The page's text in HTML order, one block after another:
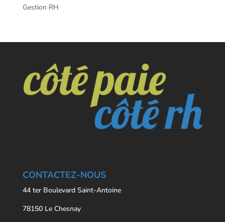
Gestion RH
CONTACTEZ-NOUS
44 ter Boulevard Saint-Antoine
78150 Le Chesnay